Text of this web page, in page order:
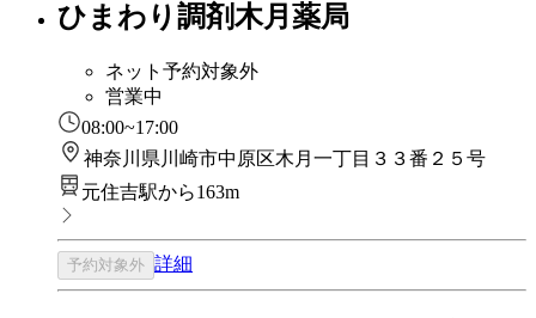
ひまわり調剤木月薬局
ネット予約対象外
営業中
08:00~17:00
神奈川県川崎市中原区木月一丁目３３番２５号
元住吉駅から163m
予約対象外 詳細